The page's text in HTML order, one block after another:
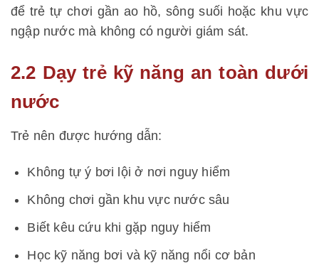
để trẻ tự chơi gần ao hồ, sông suối hoặc khu vực
ngập nước mà không có người giám sát.
2.2 Dạy trẻ kỹ năng an toàn dưới
nước
Trẻ nên được hướng dẫn:
Không tự ý bơi lội ở nơi nguy hiểm
Không chơi gần khu vực nước sâu
Biết kêu cứu khi gặp nguy hiểm
Học kỹ năng bơi và kỹ năng nổi cơ bản